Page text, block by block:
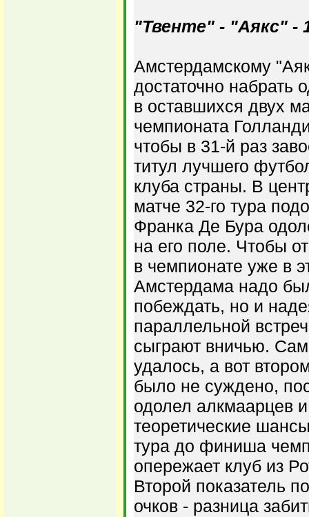
"Твенте" - "Аякс" -
Амстердамскому
достаточно набрать
в оставшихся двух
чемпионата
чтобы в 31-й раз
титул лучшего
клуба страны. В
матче 32-го тура
Франка Де Бура
на его поле. Чтобы
в чемпионате уже в
Амстердама надо
побеждать, но и
параллельной
сыграют вничью.
удалось, а вот
было не суждено,
одолел алкмаарцев
теоретические
тура до финиша
опережает клуб из
Второй показатель
очков - разница